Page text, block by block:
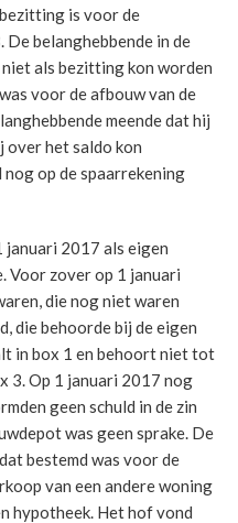
is voor de
belanghebbende in de
als bezitting kon worden
voor de afbouw van de
meende dat hij
over het saldo kon
op de spaarrekening
januari 2017 als eigen
Voor zover op 1 januari
die nog niet waren
die behoorde bij de eigen
in box 1 en behoort niet tot
3. Op 1 januari 2017 nog
geen schuld in de zin
was geen sprake. De
bestemd was voor de
van een andere woning
hypotheek. Het hof vond